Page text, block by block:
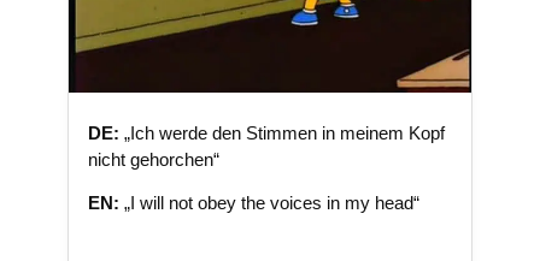
DE: „Ich werde den Stimmen in meinem Kopf
nicht gehorchen“
EN: „I will not obey the voices in my head“